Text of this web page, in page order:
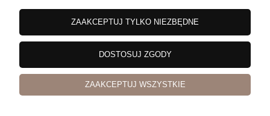
PŁATNOŚCI I DOSTAWA
INFORMACJE
O NAS
ZAAKCEPTUJ TYLKO NIEZBĘDNE
DOSTOSUJ ZGODY
ZAAKCEPTUJ WSZYSTKIE